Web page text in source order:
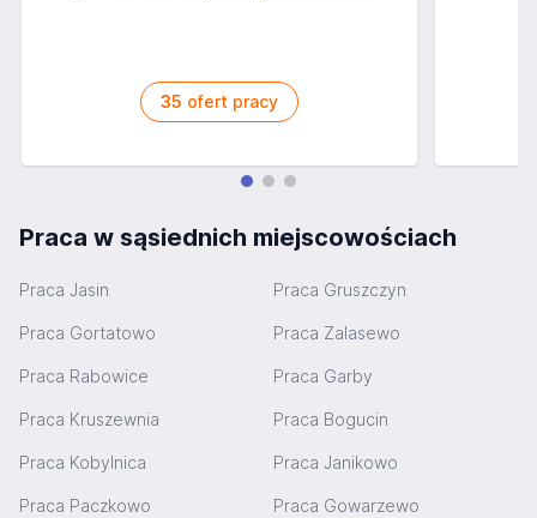
35 ofert pracy
Praca w sąsiednich miejscowościach
Praca Jasin Praca Gruszczyn
Praca Gortatowo Praca Zalasewo
Praca Rabowice Praca Garby
Praca Kruszewnia Praca Bogucin
Praca Kobylnica Praca Janikowo
Praca Paczkowo Praca Gowarzewo